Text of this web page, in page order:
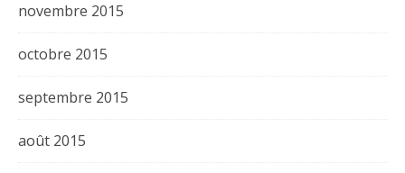
novembre 2015
octobre 2015
septembre 2015
août 2015